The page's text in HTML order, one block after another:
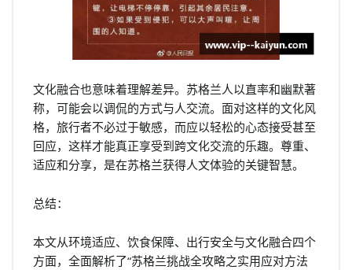
文化融合也意味着理解差异。苏格兰人以直率和幽默著
称，可能会以调侃的方式与人交流。面对这样的文化风
格，旅行者不必过于敏感，而应以轻松的心态接受甚至
回应，这样才能真正享受到跨文化交流的乐趣。尊重、
适应和分享，是在苏格兰获得人文体验的关键智慧。
总结：
本文从环境适应、饮食保障、出行安全与文化融合四个
方面，全面解析了“苏格兰挑战全攻略之实用应对方法